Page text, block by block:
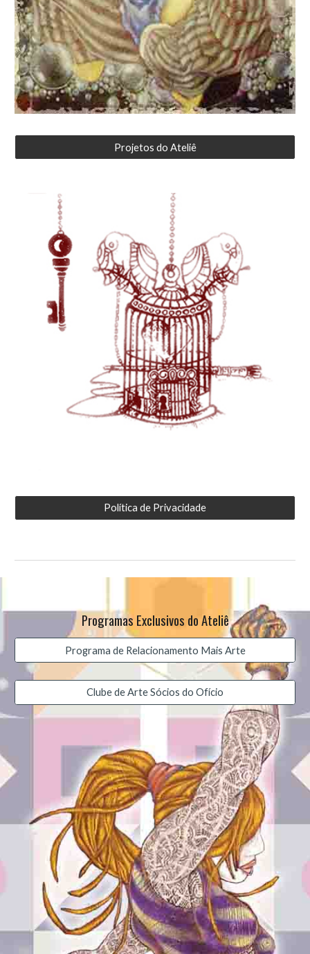
Projetos do Ateliê
Política de Privacidade
Programas Exclusivos do Ateliê
Programa de Relacionamento Mais Arte
Clube de Arte Sócios do Ofício